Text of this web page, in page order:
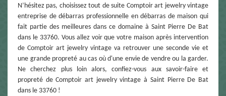
N’hésitez pas, choisissez tout de suite Comptoir art jewelry vintage
entreprise de débarras professionnelle en débarras de maison qui
fait partie des meilleures dans ce domaine à Saint Pierre De Bat
dans le 33760. Vous allez voir que votre maison après intervention
de Comptoir art jewelry vintage va retrouver une seconde vie et
une grande propreté au cas où d'une envie de vendre ou la garder.
Ne cherchez plus loin alors, confiez-vous aux savoir-faire et
propreté de Comptoir art jewelry vintage à Saint Pierre De Bat
dans le 33760 !